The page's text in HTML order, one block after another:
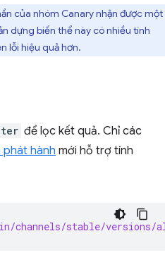
của nhóm Canary nhận được một
dựng biến thể này có nhiều tính
lỗi hiệu quả hơn.
để lọc kết quả. Chỉ các
phát hành mới hỗ trợ tính
channels/stable/